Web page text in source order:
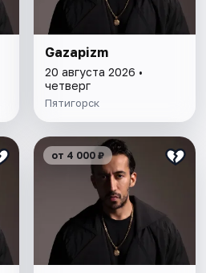
Gazapizm
20 августа 2026 •
четверг
Пятигорск
от 4 000 ₽